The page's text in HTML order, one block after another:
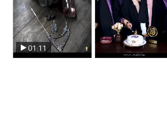
01:11